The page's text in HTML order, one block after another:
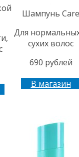
Шампунь Care
Для
сухих волос
690 рублей
В магазин